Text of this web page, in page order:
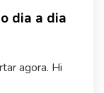
dia a dia
agora. Hi